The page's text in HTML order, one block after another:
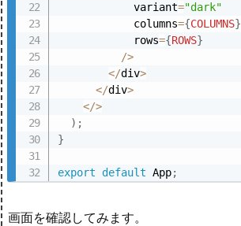
            variant
="dark"
            columns
={COLUMNS}
            rows
={ROWS}
/>
</div>
</div>
</>
) ;
}
export default App;
画面を確認してみます。